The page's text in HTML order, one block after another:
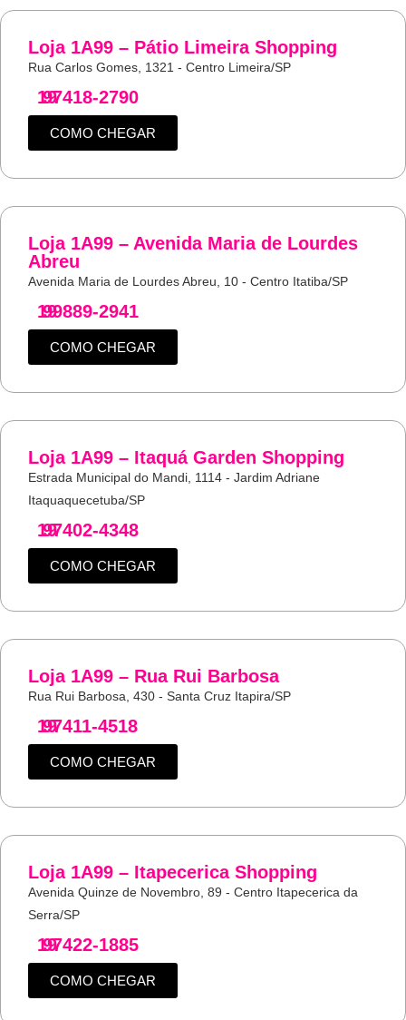
Loja 1A99 – Pátio Limeira Shopping
Rua Carlos Gomes, 1321 - Centro Limeira/SP
19
97418-2790
COMO CHEGAR
Loja 1A99 – Avenida Maria de Lourdes
Abreu
Avenida Maria de Lourdes Abreu, 10 - Centro Itatiba/SP
19
99889-2941
COMO CHEGAR
Loja 1A99 – Itaquá Garden Shopping
Estrada Municipal do Mandi, 1114 - Jardim Adriane
Itaquaquecetuba/SP
19
97402-4348
COMO CHEGAR
Loja 1A99 – Rua Rui Barbosa
Rua Rui Barbosa, 430 - Santa Cruz Itapira/SP
19
97411-4518
COMO CHEGAR
Loja 1A99 – Itapecerica Shopping
Avenida Quinze de Novembro, 89 - Centro Itapecerica da
Serra/SP
19
97422-1885
COMO CHEGAR